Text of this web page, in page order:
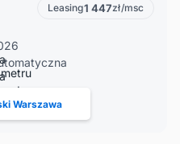
Leasing1 447zł/msc
Warszawa